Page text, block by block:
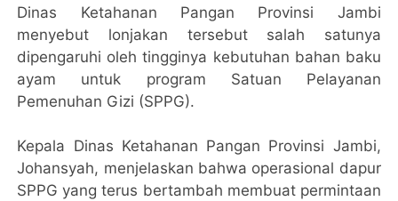
Dinas Ketahanan Pangan Provinsi Jambi
menyebut lonjakan tersebut salah satunya
dipengaruhi oleh tingginya kebutuhan bahan baku
ayam untuk program Satuan Pelayanan
Pemenuhan Gizi (SPPG).
Kepala Dinas Ketahanan Pangan Provinsi Jambi,
Johansyah, menjelaskan bahwa operasional dapur
SPPG yang terus bertambah membuat permintaan